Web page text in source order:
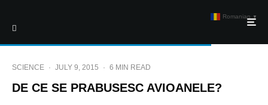
SCIENCE · JULY 9, 2015 · 6 MIN READ
DE CE SE PRABUSESC AVIOANELE?
Romanian ▼